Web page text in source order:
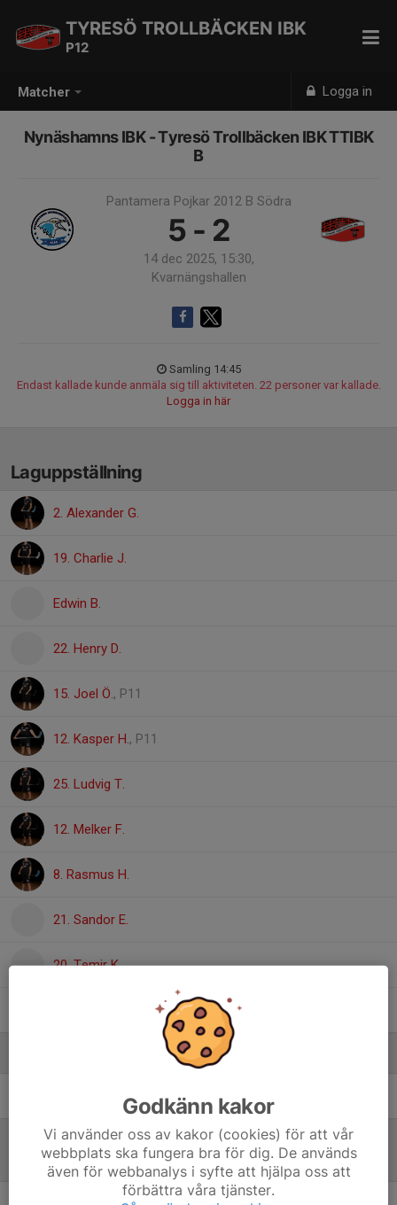
Matcher Logga in
TYRESÖ TROLLBÄCKEN IBK
P12
Nynäshamns IBK - Tyresö Trollbäcken IBK TTIBK
B
Pantamera Pojkar 2012 B Södra
5 - 2
14 dec 2025, 15:30,
Kvarnängshallen
Samling 14:45
Endast kallade kunde anmäla sig till aktiviteten. 22 personer var kallade.
Logga in här
Laguppställning
2. Alexander G.
19. Charlie J.
Edwin B.
22. Henry D.
15. Joel Ö., P11
12. Kasper H., P11
25. Ludvig T.
12. Melker F.
8. Rasmus H.
21. Sandor E.
20. Temir K.
Jimi Törnberg Tränare
Referat
Godkänn kakor
Vi använder oss av kakor (cookies) för att vår
webbplats ska fungera bra för dig. De används
även för webbanalys i syfte att hjälpa oss att
förbättra våra tjänster.